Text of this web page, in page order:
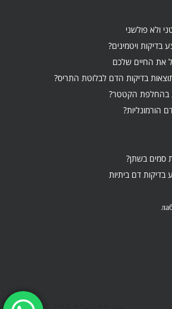
בדיקות ויטמינים?
את החיים שלכם
בדיקות הדם לבלוטת התריס?
בהחלפת הקטטר?
הורמונליות?
סמים בשתן?
בדיקות דם ביתיות